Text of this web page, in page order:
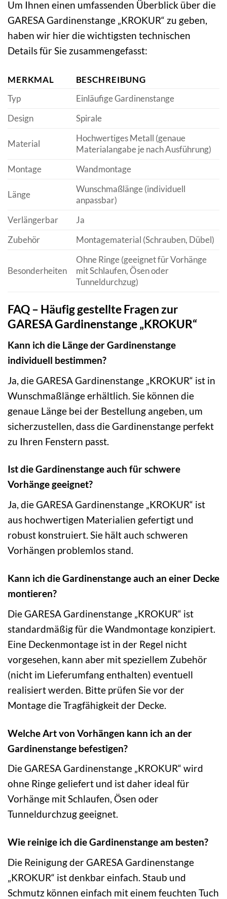
Um Ihnen einen umfassenden Überblick über die
GARESA Gardinenstange „KROKUR“ zu geben,
haben wir hier die wichtigsten technischen
Details für Sie zusammengefasst:
MERKMAL
BESCHREIBUNG
Typ
Einläufige Gardinenstange
Design
Spirale
Material
Hochwertiges Metall (genaue
Materialangabe je nach Ausführung)
Montage
Wandmontage
Länge
Wunschmaßlänge (individuell
anpassbar)
Verlängerbar
Ja
Zubehör
Montagematerial (Schrauben, Dübel)
Besonderheiten
Ohne Ringe (geeignet für Vorhänge
mit Schlaufen, Ösen oder
Tunneldurchzug)
FAQ – Häufig gestellte Fragen zur
GARESA Gardinenstange „KROKUR“
Kann ich die Länge der Gardinenstange
individuell bestimmen?
Ja, die GARESA Gardinenstange „KROKUR“ ist in
Wunschmaßlänge erhältlich. Sie können die
genaue Länge bei der Bestellung angeben, um
sicherzustellen, dass die Gardinenstange perfekt
zu Ihren Fenstern passt.
Ist die Gardinenstange auch für schwere
Vorhänge geeignet?
Ja, die GARESA Gardinenstange „KROKUR“ ist
aus hochwertigen Materialien gefertigt und
robust konstruiert. Sie hält auch schweren
Vorhängen problemlos stand.
Kann ich die Gardinenstange auch an einer Decke
montieren?
Die GARESA Gardinenstange „KROKUR“ ist
standardmäßig für die Wandmontage konzipiert.
Eine Deckenmontage ist in der Regel nicht
vorgesehen, kann aber mit speziellem Zubehör
(nicht im Lieferumfang enthalten) eventuell
realisiert werden. Bitte prüfen Sie vor der
Montage die Tragfähigkeit der Decke.
Welche Art von Vorhängen kann ich an der
Gardinenstange befestigen?
Die GARESA Gardinenstange „KROKUR“ wird
ohne Ringe geliefert und ist daher ideal für
Vorhänge mit Schlaufen, Ösen oder
Tunneldurchzug geeignet.
Wie reinige ich die Gardinenstange am besten?
Die Reinigung der GARESA Gardinenstange
„KROKUR“ ist denkbar einfach. Staub und
Schmutz können einfach mit einem feuchten Tuch